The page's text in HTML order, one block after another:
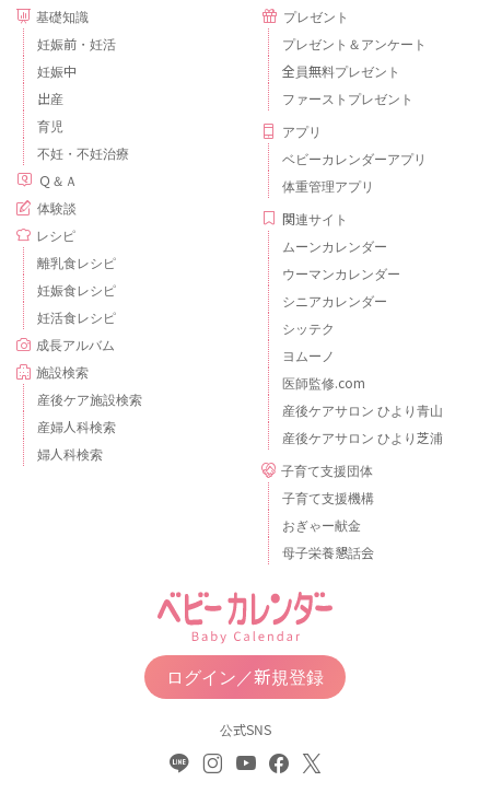
基礎知識
妊娠前・妊活
妊娠中
出産
育児
不妊・不妊治療
Ｑ＆Ａ
体験談
レシピ
離乳食レシピ
妊娠食レシピ
妊活食レシピ
成長アルバム
施設検索
産後ケア施設検索
産婦人科検索
婦人科検索
プレゼント
プレゼント＆アンケート
全員無料プレゼント
ファーストプレゼント
アプリ
ベビーカレンダーアプリ
体重管理アプリ
関連サイト
ムーンカレンダー
ウーマンカレンダー
シニアカレンダー
シッテク
ヨムーノ
医師監修.com
産後ケアサロン ひより青山
産後ケアサロン ひより芝浦
子育て支援団体
子育て支援機構
おぎゃー献金
母子栄養懇話会
ログイン／新規登録
公式SNS